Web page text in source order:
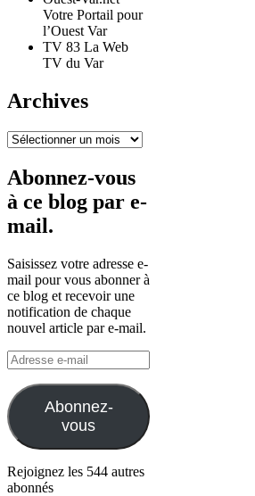
Votre Portail pour
l’Ouest Var
TV 83 La Web
TV du Var
Archives
Archives
Abonnez-vous
à ce blog par e-
mail.
Saisissez votre adresse e-
mail pour vous abonner à
ce blog et recevoir une
notification de chaque
nouvel article par e-mail.
Adresse
e-
mail
Abonnez-
vous
Rejoignez les 544 autres
abonnés